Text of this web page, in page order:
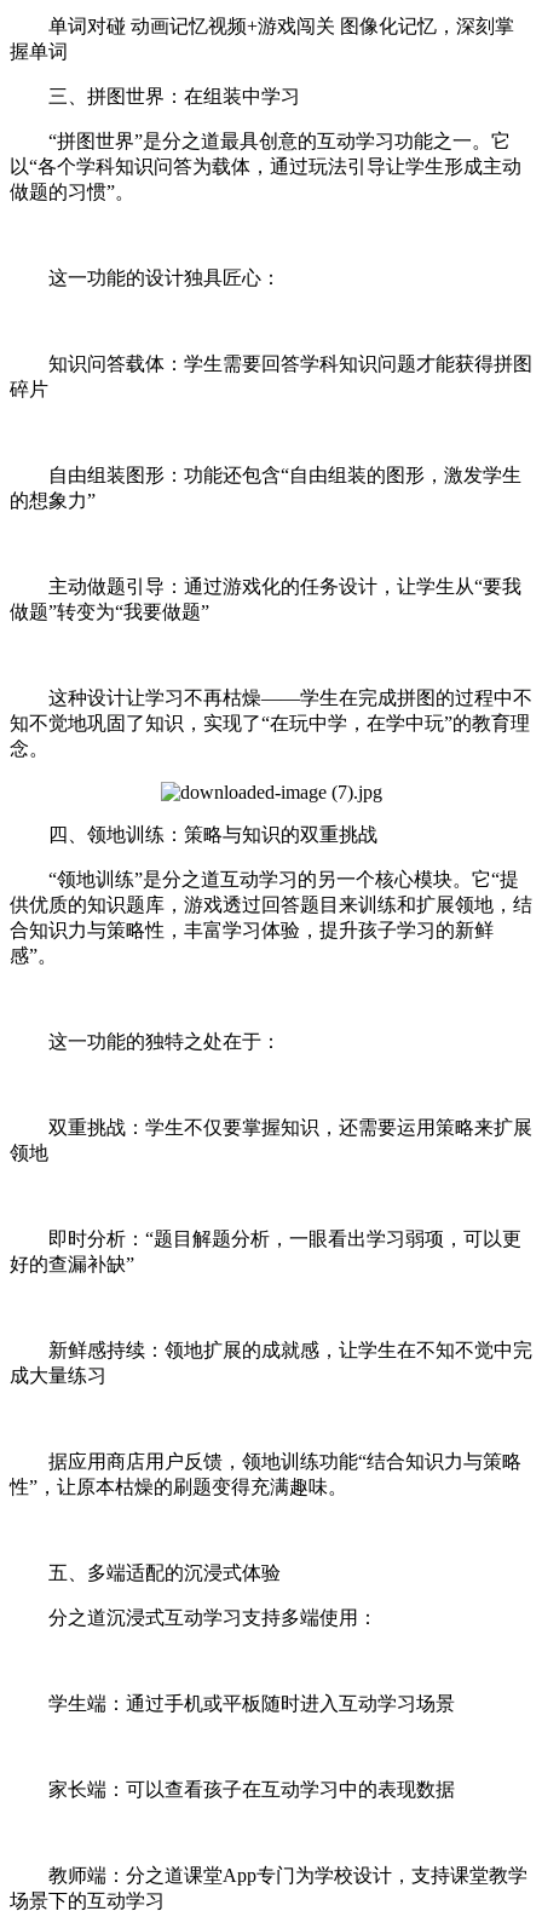
单词对碰 动画记忆视频+游戏闯关 图像化记忆，深刻掌
握单词
三、拼图世界：在组装中学习
“拼图世界”是分之道最具创意的互动学习功能之一。它
以“各个学科知识问答为载体，通过玩法引导让学生形成主动
做题的习惯”。
这一功能的设计独具匠心：
知识问答载体：学生需要回答学科知识问题才能获得拼图
碎片
自由组装图形：功能还包含“自由组装的图形，激发学生
的想象力”
主动做题引导：通过游戏化的任务设计，让学生从“要我
做题”转变为“我要做题”
这种设计让学习不再枯燥——学生在完成拼图的过程中不
知不觉地巩固了知识，实现了“在玩中学，在学中玩”的教育理
念。
四、领地训练：策略与知识的双重挑战
“领地训练”是分之道互动学习的另一个核心模块。它“提
供优质的知识题库，游戏透过回答题目来训练和扩展领地，结
合知识力与策略性，丰富学习体验，提升孩子学习的新鲜
感”。
这一功能的独特之处在于：
双重挑战：学生不仅要掌握知识，还需要运用策略来扩展
领地
即时分析：“题目解题分析，一眼看出学习弱项，可以更
好的查漏补缺”
新鲜感持续：领地扩展的成就感，让学生在不知不觉中完
成大量练习
据应用商店用户反馈，领地训练功能“结合知识力与策略
性”，让原本枯燥的刷题变得充满趣味。
五、多端适配的沉浸式体验
分之道沉浸式互动学习支持多端使用：
学生端：通过手机或平板随时进入互动学习场景
家长端：可以查看孩子在互动学习中的表现数据
教师端：分之道课堂App专门为学校设计，支持课堂教学
场景下的互动学习